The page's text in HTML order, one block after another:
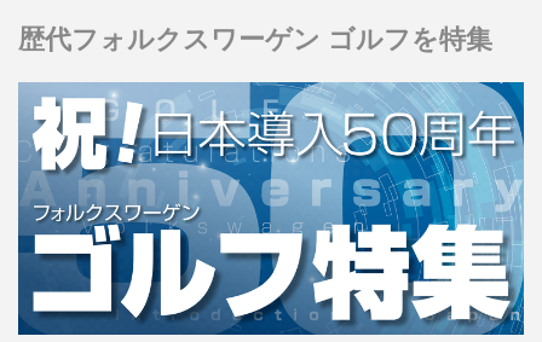
歴代フォルクスワーゲン ゴルフを特集